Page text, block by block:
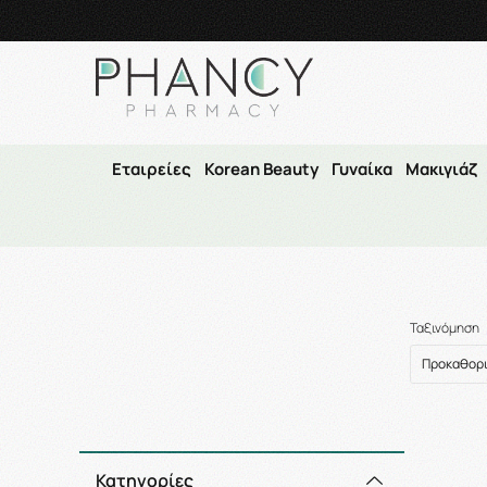
Παραγγελίες: 23210 59995 Δευ- Πα 9:00π.μ.
Εταιρείες Korean Beauty Γυναίκα Μακιγιάζ
Ταξινόμηση
Κατηγορίες